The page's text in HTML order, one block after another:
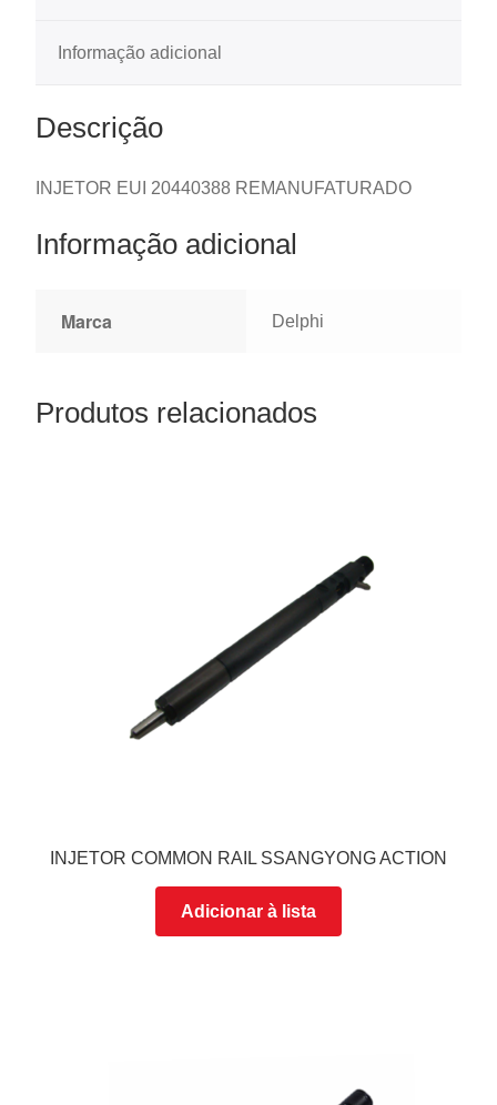
Informação adicional
Descrição
INJETOR EUI 20440388 REMANUFATURADO
Informação adicional
Marca Delphi
Produtos relacionados
INJETOR COMMON RAIL SSANGYONG ACTION
Adicionar à lista